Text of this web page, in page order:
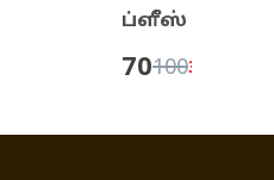
ப்ளீஸ்
7010030